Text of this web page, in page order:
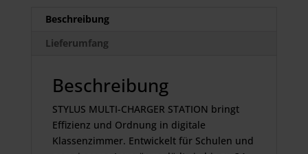
Beschreibung
Lieferumfang
Beschreibung
STYLUS MULTI-CHARGER STATION bringt
Effizienz und Ordnung in digitale
Klassenzimmer. Entwickelt für Schulen und